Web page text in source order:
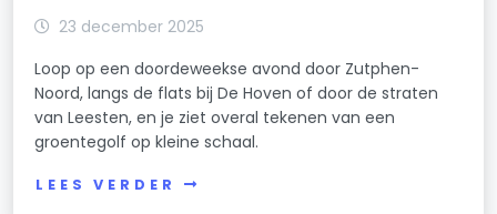
23 december 2025
Loop op een doordeweekse avond door Zutphen-
Noord, langs de flats bij De Hoven of door de straten
van Leesten, en je ziet overal tekenen van een
groentegolf op kleine schaal.
LEES VERDER